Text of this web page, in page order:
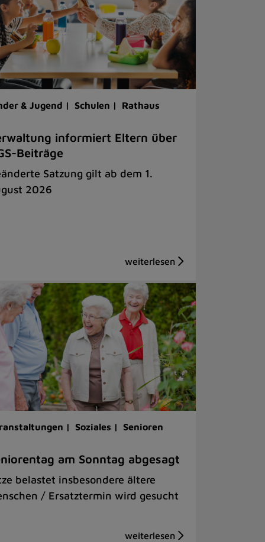
& Jugend | Schulen | Rathaus
informiert Eltern über
Beiträge
Satzung gilt ab dem 1.
2026
| Soziales | Senioren
am Sonntag abgesagt
belastet insbesondere ältere
/ Ersatztermin wird gesucht